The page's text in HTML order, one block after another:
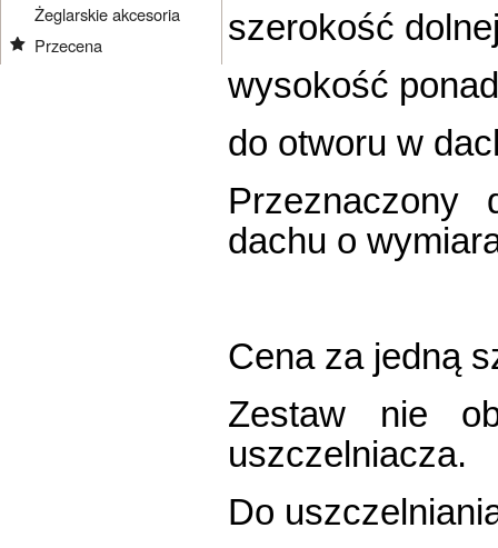
Żeglarskie akcesoria
Przecena
szerokość
wysokość
do otworu w
dachu o
Cena za jedną
Zestaw nie
uszczelniacza.
Do